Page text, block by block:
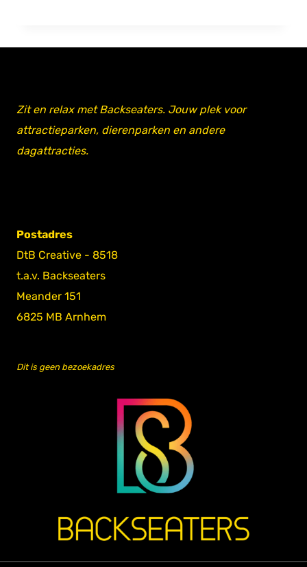
Zit en relax met Backseaters. Jouw plek voor
attractieparken, dierenparken en andere
dagattracties.
Postadres
DtB Creative - 8518
t.a.v. Backseaters
Meander 151
6825 MB Arnhem
Dit is geen bezoekadres